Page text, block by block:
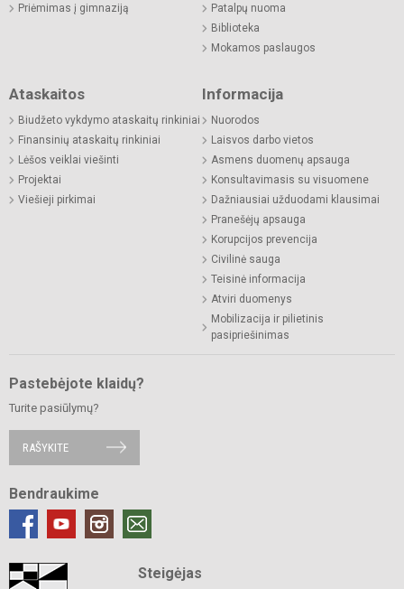
Priėmimas į gimnaziją
Patalpų nuoma
Biblioteka
Mokamos paslaugos
Ataskaitos
Biudžeto vykdymo ataskaitų rinkiniai
Finansinių ataskaitų rinkiniai
Lėšos veiklai viešinti
Projektai
Viešieji pirkimai
Informacija
Nuorodos
Laisvos darbo vietos
Asmens duomenų apsauga
Konsultavimasis su visuomene
Dažniausiai užduodami klausimai
Pranešėjų apsauga
Korupcijos prevencija
Civilinė sauga
Teisinė informacija
Atviri duomenys
Mobilizacija ir pilietinis
pasipriešinimas
Pastebėjote klaidų?
Turite pasiūlymų?
RAŠYKITE
Bendraukime
Steigėjas